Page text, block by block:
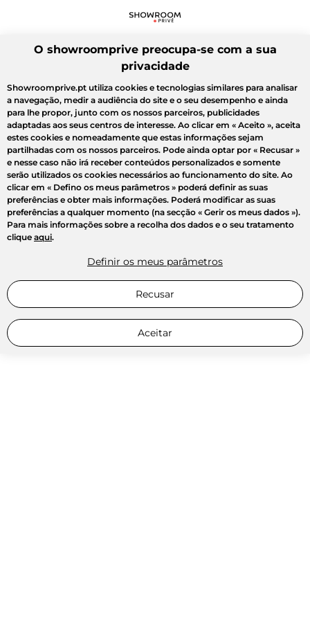
O showroomprive preocupa-se com a sua
privacidade
Showroomprive.pt utiliza cookies e tecnologias similares para analisar
a navegação, medir a audiência do site e o seu desempenho e ainda
para lhe propor, junto com os nossos parceiros, publicidades
adaptadas aos seus centros de interesse. Ao clicar em « Aceito », aceita
estes cookies e nomeadamente que estas informações sejam
partilhadas com os nossos parceiros. Pode ainda optar por « Recusar »
e nesse caso não irá receber conteúdos personalizados e somente
serão utilizados os cookies necessários ao funcionamento do site. Ao
clicar em « Defino os meus parâmetros » poderá definir as suas
preferências e obter mais informações. Poderá modificar as suas
preferências a qualquer momento (na secção « Gerir os meus dados »).
Para mais informações sobre a recolha dos dados e o seu tratamento
clique aqui.
Definir os meus parâmetros
Recusar
Aceitar